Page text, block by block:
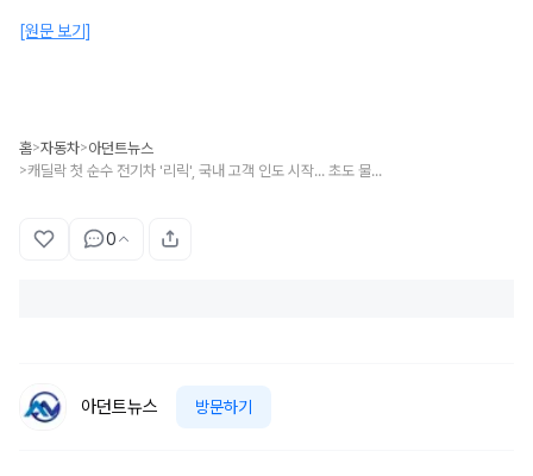
[원문 보기]
홈>자동차>아던트뉴스
> 캐딜락 첫 순수 전기차 '리릭', 국내 고객 인도 시작... 초도 물량 완판
0
아던트뉴스 방문하기